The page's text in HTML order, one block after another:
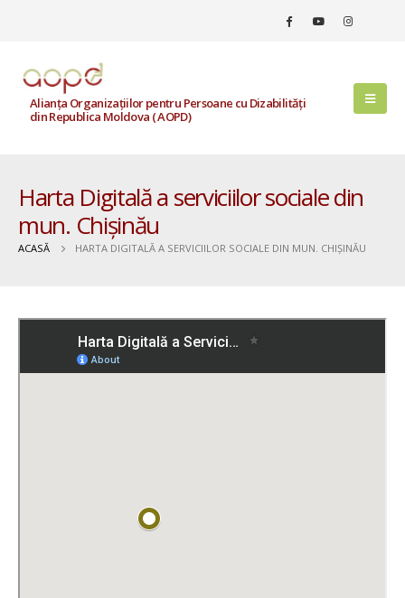
Alianța Organizațiilor pentru Persoane cu Dizabilități
din Republica Moldova ( AOPD)
Harta Digitală a serviciilor sociale din
mun. Chișinău
ACASĂ HARTA DIGITALĂ A SERVICIILOR SOCIALE DIN MUN. CHIȘINĂU